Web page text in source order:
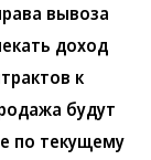
вывоза
доход
к
будут
по текущему